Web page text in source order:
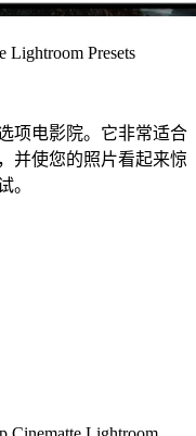
Lightroom Presets
项电影院。它非常适合
并使您的照片看起来惊
。